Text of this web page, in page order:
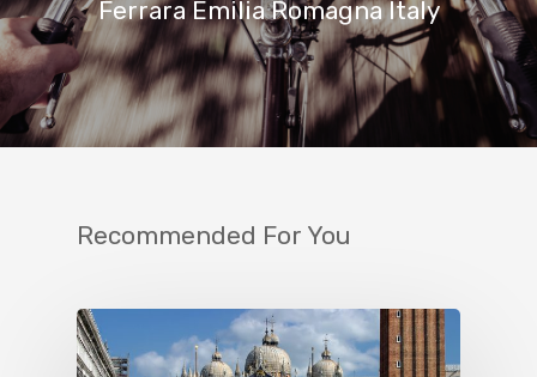
Ferrara Emilia Romagna Italy
Recommended For You